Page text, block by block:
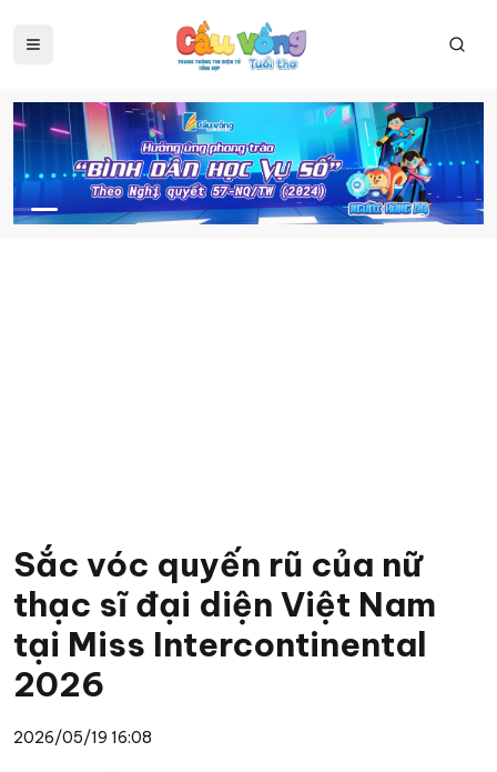
Sắc vóc quyến rũ của nữ
thạc sĩ đại diện Việt Nam
tại Miss Intercontinental
2026
2026/05/19 16:08